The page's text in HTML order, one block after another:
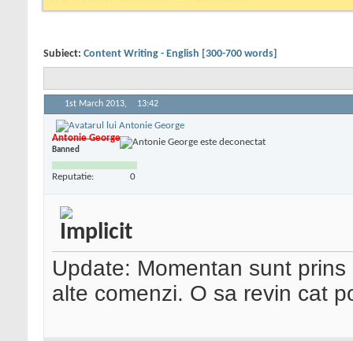
Subiect: Content Writing - English [300-700 words]
1st March 2013, 13:42
Antonie George
Banned
Reputatie: 0
Update: Momentan sunt
alte comenzi. O sa revin cat